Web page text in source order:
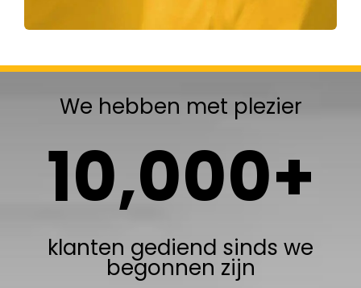
We hebben met plezier
10,000+
klanten gediend sinds we
begonnen zijn